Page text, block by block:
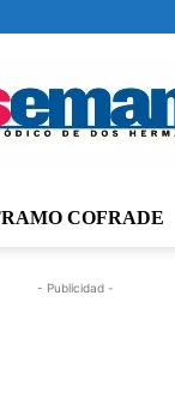
COFRADE
- Publicidad -